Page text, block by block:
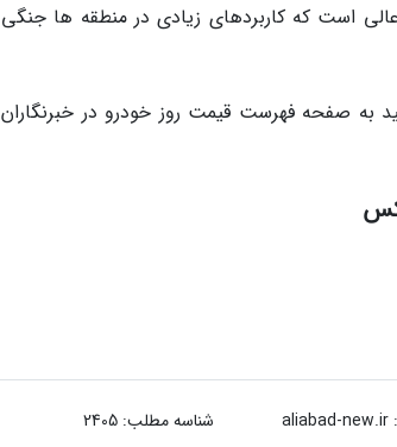
است که کاربردهای زیادی در منطقه ها جنگی
صفحه فهرست قیمت روز خودرو در خبرنگاران
aliabad-new.ir شناسه مطلب: 2405